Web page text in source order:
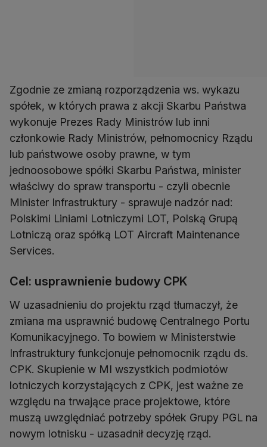
Zgodnie ze zmianą rozporządzenia ws. wykazu
spółek, w których prawa z akcji Skarbu Państwa
wykonuje Prezes Rady Ministrów lub inni
członkowie Rady Ministrów, pełnomocnicy Rządu
lub państwowe osoby prawne, w tym
jednoosobowe spółki Skarbu Państwa, minister
właściwy do spraw transportu - czyli obecnie
Minister Infrastruktury - sprawuje nadzór nad:
Polskimi Liniami Lotniczymi LOT, Polską Grupą
Lotniczą oraz spółką LOT Aircraft Maintenance
Services.
Cel: usprawnienie budowy CPK
W uzasadnieniu do projektu rząd tłumaczył, że
zmiana ma usprawnić budowę Centralnego Portu
Komunikacyjnego. To bowiem w Ministerstwie
Infrastruktury funkcjonuje pełnomocnik rządu ds.
CPK. Skupienie w MI wszystkich podmiotów
lotniczych korzystających z CPK, jest ważne ze
względu na trwające prace projektowe, które
muszą uwzględniać potrzeby spółek Grupy PGL na
nowym lotnisku - uzasadnił decyzję rząd.